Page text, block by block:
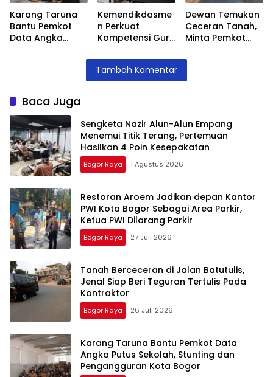
Karang Taruna
Bantu Pemkot
Data Angka
Kemendikdasme
n Perkuat
Kompetensi Guru
Lalubi Untuk
Apresiasi ABK
Dewan Temukan
Ceceran Tanah,
Minta Pemkot
Trase Baru
Tambah Komentar
Baca Juga
Sengketa Nazir Alun-Alun Empang
Menemui Titik Terang, Pertemuan
Hasilkan 4 Poin Kesepakatan
Bogor Raya 1 Agustus 2026
Restoran Aroem Jadikan depan Kantor
PWI Kota Bogor Sebagai Area Parkir,
Ketua PWI Dilarang Parkir
Bogor Raya 27 Juli 2026
Tanah Berceceran di Jalan Batutulis,
Jenal Siap Beri Teguran Tertulis Pada
Kontraktor
Bogor Raya 26 Juli 2026
Karang Taruna Bantu Pemkot Data
Angka Putus Sekolah, Stunting dan
Pengangguran Kota Bogor